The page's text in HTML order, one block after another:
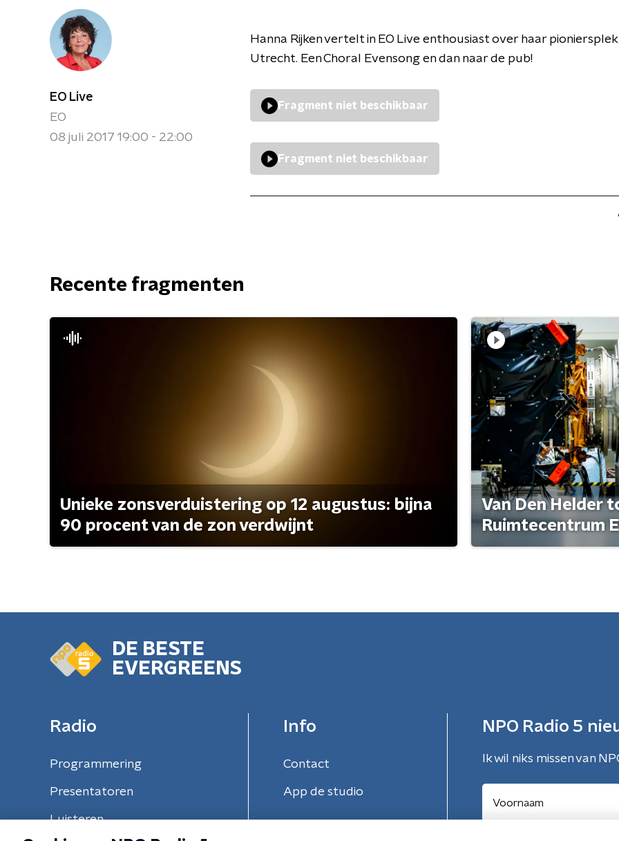
EO Live
EO
08 juli 2017 19:00 - 22:00
Hanna Rijken vertelt in EO Live enthousiast over haar pioniersplek
Utrecht. Een Choral Evensong en dan naar de pub!
Fragment niet beschikbaar
Fragment niet beschikbaar
Recente fragmenten
Unieke zonsverduistering op 12 augustus: bijna
90 procent van de zon verdwijnt
Van Den Helder
Ruimtecentrum
DE BESTE
EVERGREENS
Radio
Programmering
Presentatoren
Luisteren
Info
Contact
App de studio
NPO Radio 5
Ik wil niks missen van